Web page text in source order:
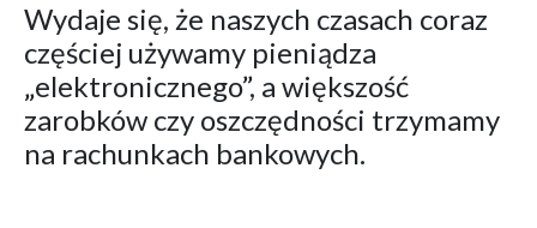
Wydaje się, że naszych czasach coraz
częściej używamy pieniądza
„elektronicznego”, a większość
zarobków czy oszczędności trzymamy
na rachunkach bankowych.